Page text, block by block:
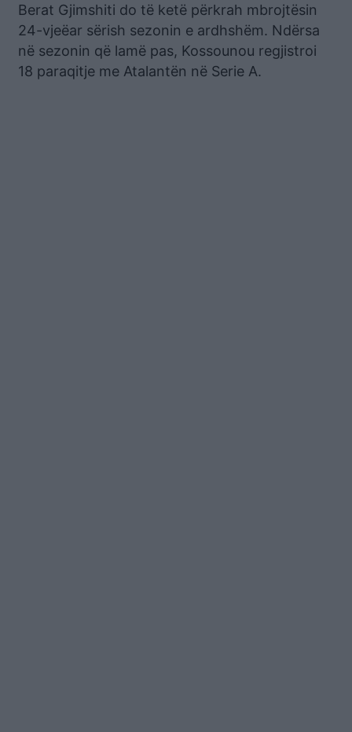
Berat Gjimshiti do të ketë përkrah mbrojtësin
24-vjeëar sërish sezonin e ardhshëm. Ndërsa
në sezonin që lamë pas, Kossounou regjistroi
18 paraqitje me Atalantën në Serie A.